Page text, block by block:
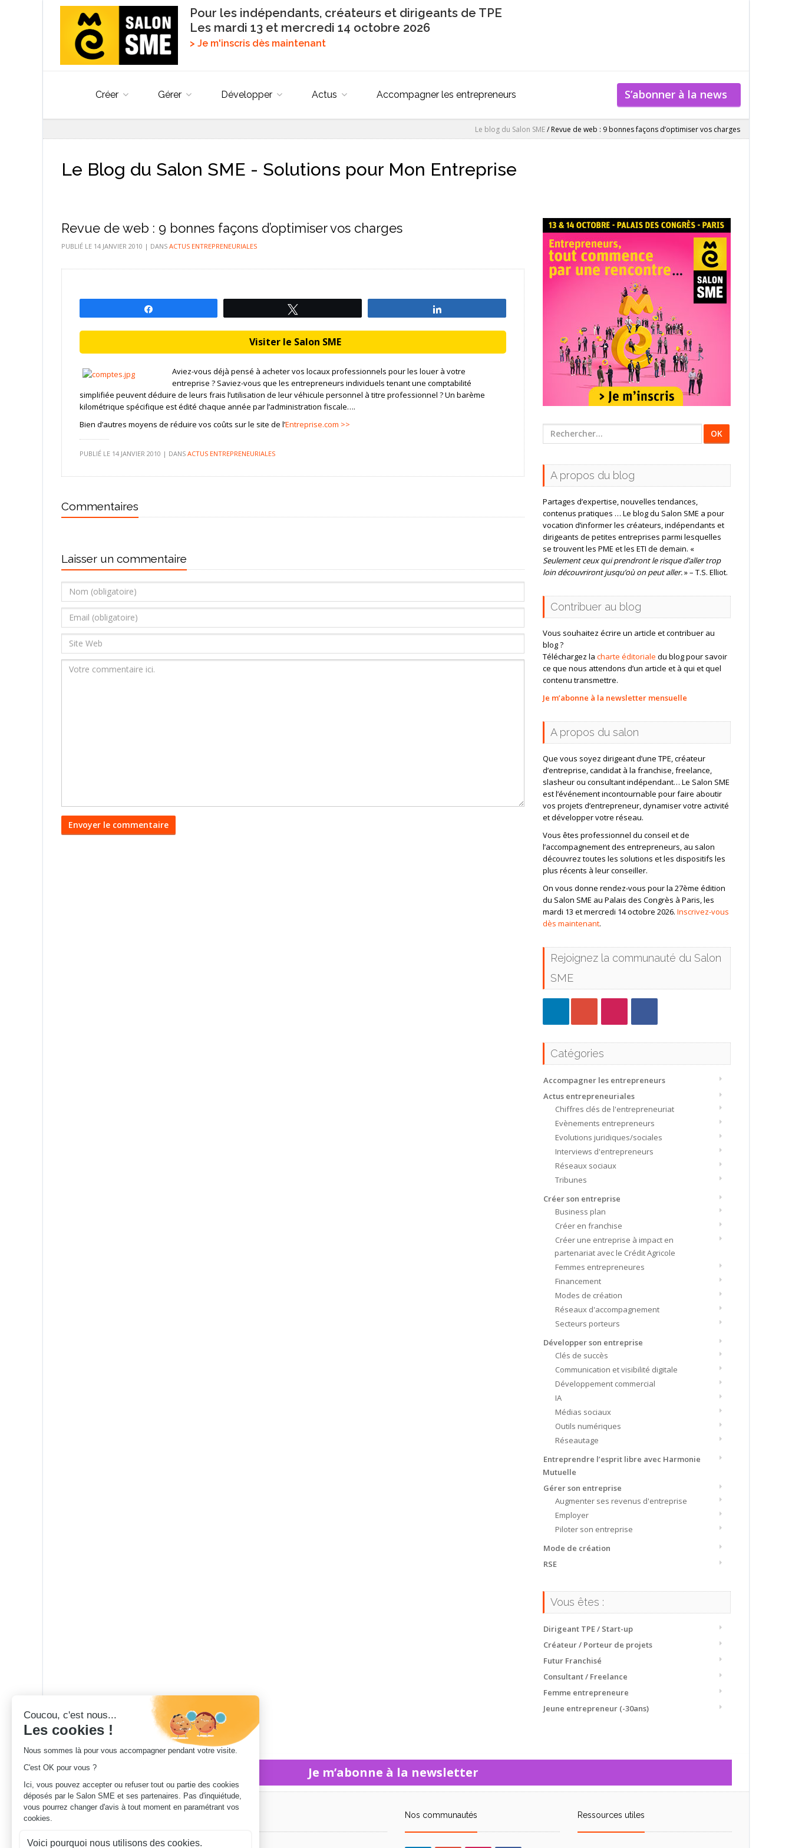
Pour les indépendants, créateurs et dirigeants de TPE
Les mardi 13 et mercredi 14 octobre 2026
> Je m'inscris dès maintenant
Créer Gérer Développer Actus Accompagner les entrepreneurs S’abonner à la news
Le blog du Salon SME/Revue de web : 9 bonnes façons d’optimiser vos charges
Le Blog du Salon SME - Solutions pour Mon Entreprise
Revue de web : 9 bonnes façons d’optimiser vos charges
PUBLIÉ LE 14 JANVIER 2010 | DANS ACTUS ENTREPRENEURIALES
Visiter le Salon SME
Aviez-vous déjà pensé à acheter vos locaux professionnels pour les louer à votre
entreprise ? Saviez-vous que les entrepreneurs individuels tenant une comptabilité
simplifiée peuvent déduire de leurs frais l’utilisation de leur véhicule personnel à titre professionnel ? Un barème
kilométrique spécifique est édité chaque année par l’administration fiscale….
Bien d’autres moyens de réduire vos coûts sur le site de l’Entreprise.com >>
PUBLIÉ LE 14 JANVIER 2010 | DANS ACTUS ENTREPRENEURIALES
Commentaires
Laisser un commentaire
Rechercher
:
A propos du blog
Partages d’expertise, nouvelles tendances,
contenus pratiques … Le blog du Salon SME a pour
vocation d’informer les créateurs, indépendants et
dirigeants de petites entreprises parmi lesquelles
se trouvent les PME et les ETI de demain. «
Seulement ceux qui prendront le risque d’aller trop
loin découvriront jusqu’où on peut aller.» – T.S. Elliot.
Contribuer au blog
Vous souhaitez écrire un article et contribuer au
blog ?
Téléchargez lacharte éditoriale du blog pour savoir
ce que nous attendons d’un article et à qui et quel
contenu transmettre.
Je m’abonne à la newsletter mensuelle
A propos du salon
Que vous soyez dirigeant d’une TPE, créateur
d’entreprise, candidat à la franchise, freelance,
slasheur ou consultant indépendant… Le Salon SME
est l’événement incontournable pour faire aboutir
vos projets d’entrepreneur, dynamiser votre activité
et développer votre réseau.
Vous êtes professionnel du conseil et de
l’accompagnement des entrepreneurs, au salon
découvrez toutes les solutions et les dispositifs les
plus récents à leur conseiller.
On vous donne rendez-vous pour la 27ème édition
du Salon SME au Palais des Congrès à Paris, les
mardi 13 et mercredi 14 octobre 2026.Inscrivez-vous
dès maintenant.
Rejoignez la communauté du Salon
SME
Catégories
Accompagner les entrepreneurs
Actus entrepreneuriales
Chiffres clés de l'entrepreneuriat
Evènements entrepreneurs
Evolutions juridiques/sociales
Interviews d'entrepreneurs
Réseaux sociaux
Tribunes
Créer son entreprise
Business plan
Créer en franchise
Créer une entreprise à impact en
partenariat avec le Crédit Agricole
Femmes entrepreneures
Financement
Modes de création
Réseaux d'accompagnement
Secteurs porteurs
Développer son entreprise
Clés de succès
Communication et visibilité digitale
Développement commercial
IA
Médias sociaux
Outils numériques
Réseautage
Entreprendre l’esprit libre avec Harmonie
Mutuelle
Gérer son entreprise
Augmenter ses revenus d'entreprise
Employer
Piloter son entreprise
Mode de création
RSE
Vous êtes :
Dirigeant TPE / Start-up
Créateur / Porteur de projets
Futur Franchisé
Consultant / Freelance
Femme entrepreneure
Jeune entrepreneur (-30ans)
Je m’abonne à la newsletter
Qui sommes-nous ? Nos communautés Ressources utiles